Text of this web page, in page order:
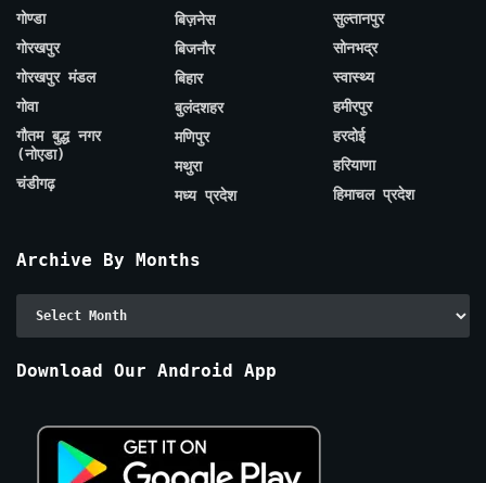
गोण्डा
गोरखपुर
गोरखपुर मंडल
गोवा
गौतम बुद्ध नगर
(नोएडा)
चंडीगढ़
बिज़नेस
बिजनौर
बिहार
बुलंदशहर
मणिपुर
मथुरा
मध्य प्रदेश
सुल्तानपुर
सोनभद्र
स्वास्थ्य
हमीरपुर
हरदोई
हरियाणा
हिमाचल प्रदेश
Archive By Months
Download Our Android App